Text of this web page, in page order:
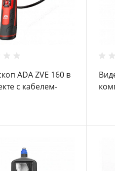
ADA ZVE 160 в
с кабелем-